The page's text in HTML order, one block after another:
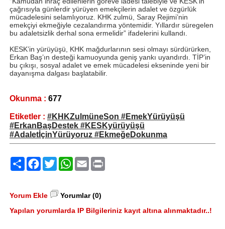
çağrısıyla günlerdir yürüyen emekçilerin adalet ve özgürlük
mücadelesini selamlıyoruz. KHK zulmü, Saray Rejimi’nin
emekçiyi ekmeğiyle cezalandırma yöntemidir. Yıllardır süregelen
bu adaletsizlik derhal sona ermelidir” ifadelerini kullandı.
KESK’in yürüyüşü, KHK mağdurlarının sesi olmayı sürdürürken,
Erkan Baş’ın desteği kamuoyunda geniş yankı uyandırdı. TİP’in
bu çıkışı, sosyal adalet ve emek mücadelesi ekseninde yeni bir
dayanışma dalgası başlatabilir.
Okunma : 677
Etiketler : #KHKZulmüneSon #EmekYürüyüşü
#ErkanBaşDestek #KESKyürüyüşü
#AdaletİçinYürüyoruz #EkmeğeDokunma
PaylaşFacebook
TwitterWhatsApp
Email
Yorum Ekle
Yorumlar (0)
Yapılan yorumlarda IP Bilgileriniz kayıt altına alınmaktadır..!